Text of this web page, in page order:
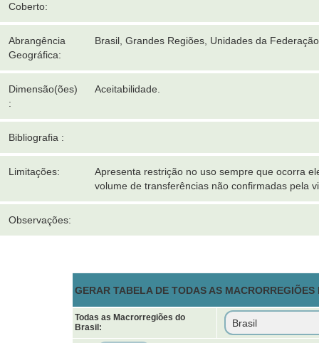
Coberto:
Abrangência
Geográfica:
Brasil, Grandes Regiões, Unidades da
Dimensão(ões)
:
Aceitabilidade.
Bibliografia :
Limitações:
Apresenta restrição no uso sempre que ocorra
volume de transferências não confirmadas pela
Observações:
GERAR TABELA DE TODAS AS
Todas as Macrorregiões do
Brasil: